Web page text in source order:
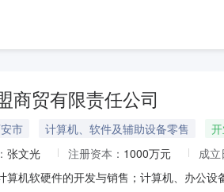
商贸有限责任公司
市 计算机、软件及辅助设备零售
张文光 注册资本： 1000万元 成立